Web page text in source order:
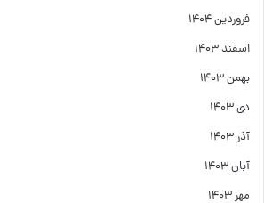
فروردین ۱۴۰۴
اسفند ۱۴۰۳
بهمن ۱۴۰۳
دی ۱۴۰۳
آذر ۱۴۰۳
آبان ۱۴۰۳
مهر ۱۴۰۳